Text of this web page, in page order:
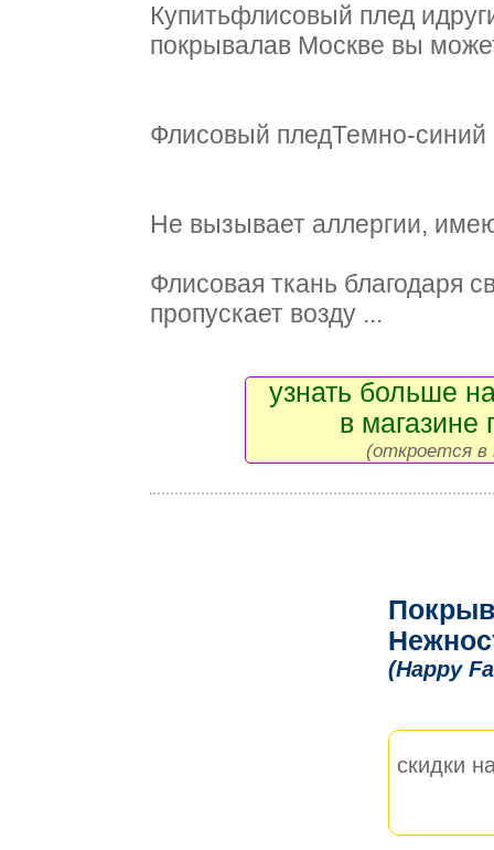
Купитьфлисовый плед
покрывалав Москве вы
Флисовый пледТемно-синий
Не вызывает аллергии,
Флисовая ткань благодаря
пропускает возду ...
узнать больше
в магазине
(откроется в
(Happy
скидки